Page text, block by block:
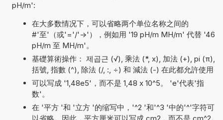
pH/m':
在大多数情况下，可以省略两个单位名称之间的
#'至'（或'='/'->'），例如用 '19 pH/m MH/m' 代替 '46
pH/m 至 MH/m'。
基礎算術操作： 제곱근 (√), 乘法 (*, x), 加法 (+), pi (π),
括號, 指數 (^), 除法 (/, :, ÷) 和 減法 (-) 在此都允許使用
可以写成 '1,48e5'，而不是 1,48 x 10^5。 'e'代表'指
数'。
在 '平方 '和 '立方 '的缩写中，'^2 '和'^3 '中的'^'字符可